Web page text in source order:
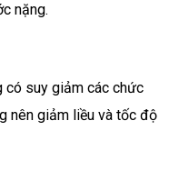
nặng.
có suy giảm các chức
nên giảm liều và tốc độ